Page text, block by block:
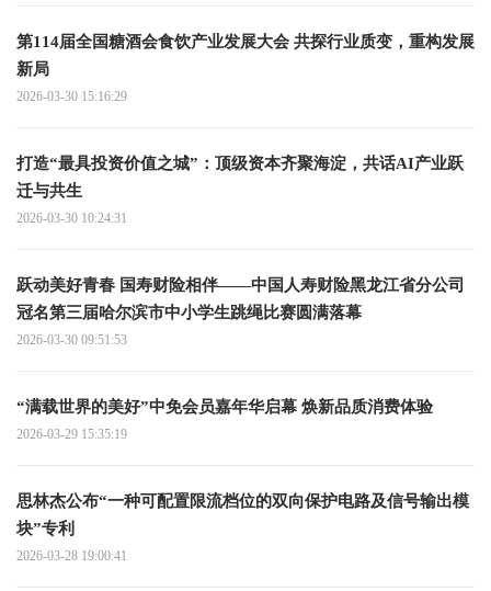
第114届全国糖酒会食饮产业发展大会 共探行业质变，重构发展
新局
2026-03-30 15:16:29
打造“最具投资价值之城”：顶级资本齐聚海淀，共话AI产业跃
迁与共生
2026-03-30 10:24:31
跃动美好青春 国寿财险相伴——中国人寿财险黑龙江省分公司
冠名第三届哈尔滨市中小学生跳绳比赛圆满落幕
2026-03-30 09:51:53
“满载世界的美好”中免会员嘉年华启幕 焕新品质消费体验
2026-03-29 15:35:19
思林杰公布“一种可配置限流档位的双向保护电路及信号输出模
块”专利
2026-03-28 19:00:41